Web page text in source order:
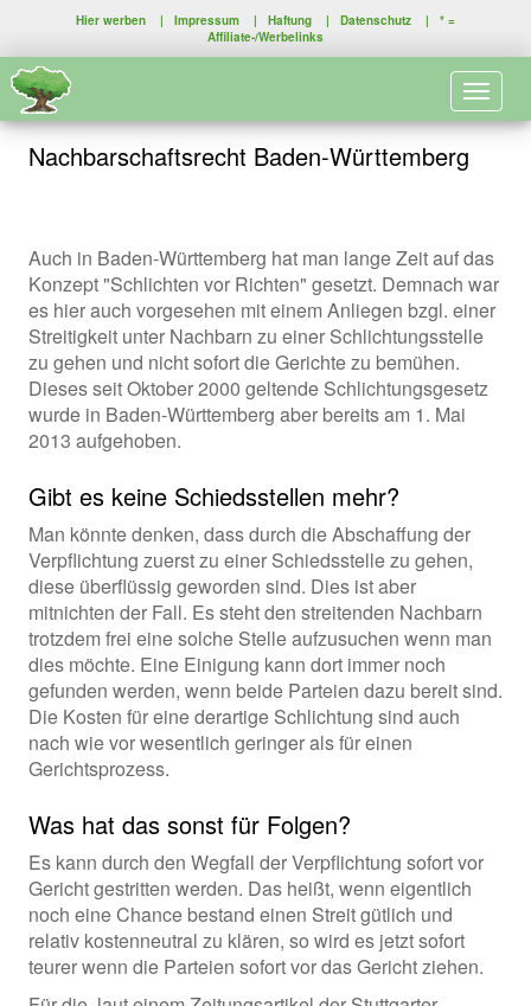
Hier werben | Impressum | Haftung | Datenschutz | * =
Affiliate-/Werbelinks
Nachbarschaftsrecht Baden-Württemberg
Auch in Baden-Württemberg hat man lange Zeit auf das
Konzept "Schlichten vor Richten" gesetzt. Demnach war
es hier auch vorgesehen mit einem Anliegen bzgl. einer
Streitigkeit unter Nachbarn zu einer Schlichtungsstelle
zu gehen und nicht sofort die Gerichte zu bemühen.
Dieses seit Oktober 2000 geltende Schlichtungsgesetz
wurde in Baden-Württemberg aber bereits am 1. Mai
2013 aufgehoben.
Gibt es keine Schiedsstellen mehr?
Man könnte denken, dass durch die Abschaffung der
Verpflichtung zuerst zu einer Schiedsstelle zu gehen,
diese überflüssig geworden sind. Dies ist aber
mitnichten der Fall. Es steht den streitenden Nachbarn
trotzdem frei eine solche Stelle aufzusuchen wenn man
dies möchte. Eine Einigung kann dort immer noch
gefunden werden, wenn beide Parteien dazu bereit sind.
Die Kosten für eine derartige Schlichtung sind auch
nach wie vor wesentlich geringer als für einen
Gerichtsprozess.
Was hat das sonst für Folgen?
Es kann durch den Wegfall der Verpflichtung sofort vor
Gericht gestritten werden. Das heißt, wenn eigentlich
noch eine Chance bestand einen Streit gütlich und
relativ kostenneutral zu klären, so wird es jetzt sofort
teurer wenn die Parteien sofort vor das Gericht ziehen.